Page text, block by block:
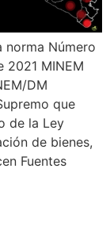
norma Número
2021 MINEM
DM
que
de la Ley
de bienes,
Fuentes